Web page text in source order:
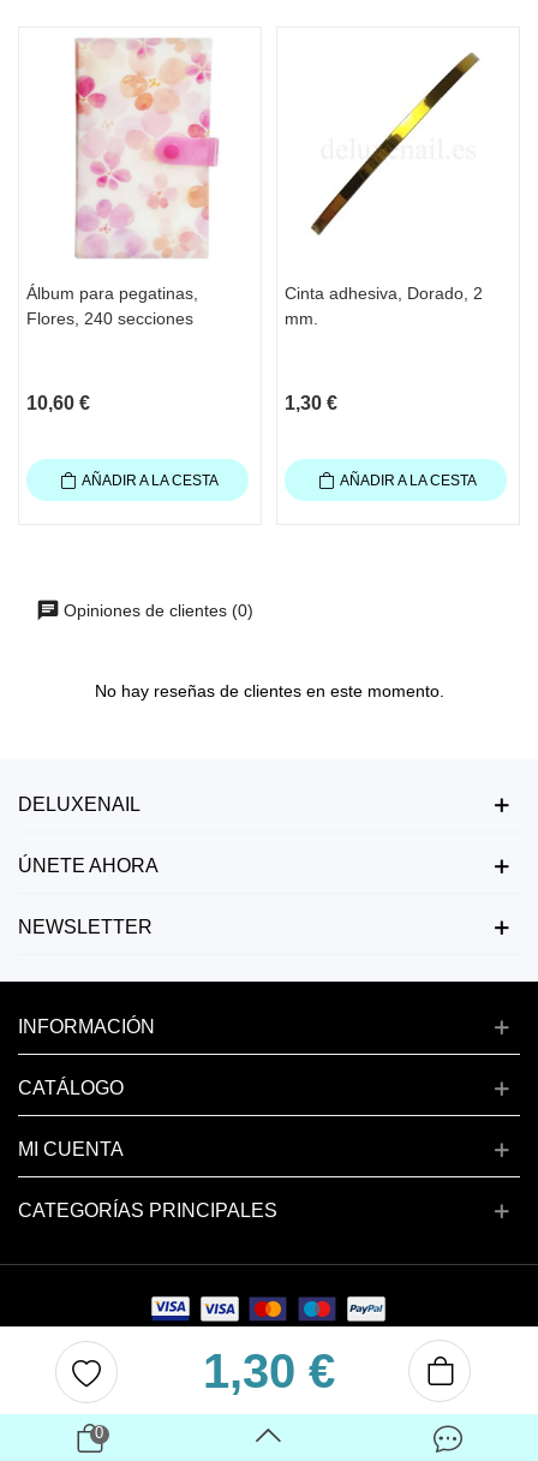
Álbum para pegatinas,
Flores, 240 secciones
10,60 €
AÑADIR A LA CESTA
Cinta adhesiva, Dorado, 2
mm.
1,30 €
AÑADIR A LA CESTA
Opiniones de clientes (0)
No hay reseñas de clientes en este momento.
1,30 €
DELUXENAIL
ÚNETE AHORA
NEWSLETTER
INFORMACIÓN
CATÁLOGO
MI CUENTA
CATEGORÍAS PRINCIPALES
Copyright © 2024 deluxenail.es
0